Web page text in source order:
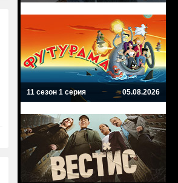
11 сезон 1 серия 05.08.2026